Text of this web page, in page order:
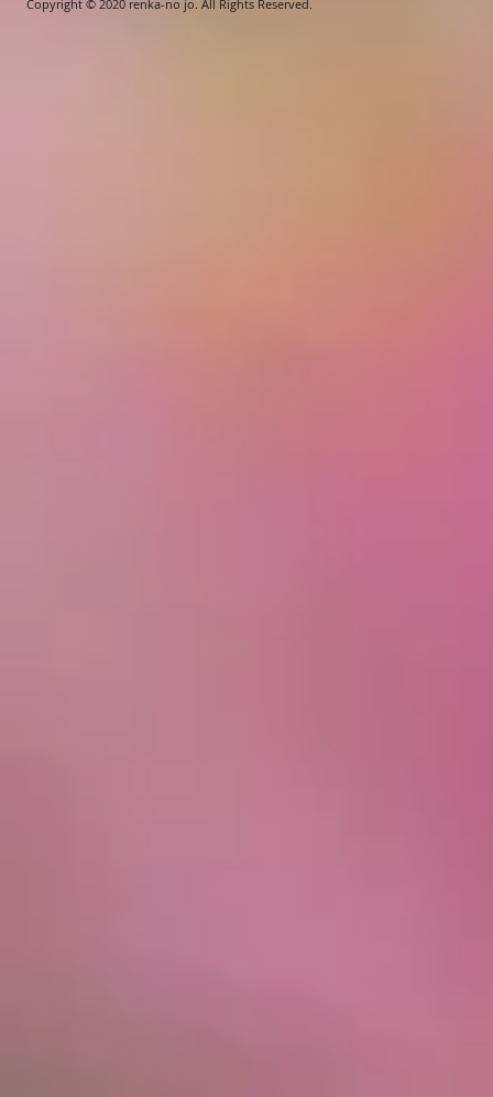
Copyright © 2020 renka-no jo. All Rights